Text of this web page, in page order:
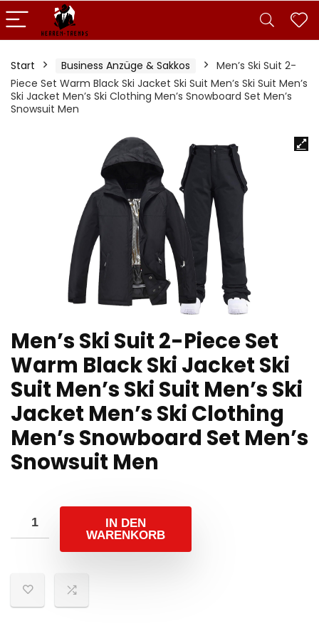
Start Business Anzüge & Sakkos
Men’s Ski Suit 2-
Piece Set Warm Black Ski Jacket Ski Suit Men’s Ski Suit Men’s
Ski Jacket Men’s Ski Clothing Men’s Snowboard Set Men’s
Snowsuit Men
Men’s Ski Suit 2-Piece Set
Warm Black Ski Jacket Ski
Suit Men’s Ski Suit Men’s Ski
Jacket Men’s Ski Clothing
Men’s Snowboard Set Men’s
Snowsuit Men
IN DEN
WARENKORB